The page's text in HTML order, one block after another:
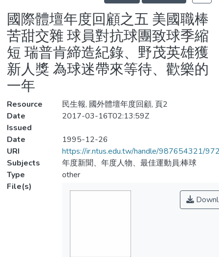
Statistics
國際體壇年度回顧之五 美國職棒
苦甜交雜 球員對抗球團致球季縮
短 瑞普肯締造紀錄、野茂英雄獲
新人獎 為球迷帶來等待、歡樂的
一年
Resource
民生報, 國外體壇年度回顧, 頁2
Date
Issued
2017-03-16T02:13:59Z
Date
1995-12-26
URI
https://ir.ntus.edu.tw/handle/987654321/
Subjects
年度新聞、年度人物、最佳運動員;棒球
Type
other
File(s)